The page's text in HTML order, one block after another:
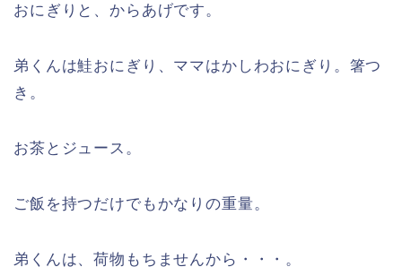
おにぎりと、からあげです。
弟くんは鮭おにぎり、ママはかしわおにぎり。箸つ
き。
お茶とジュース。
ご飯を持つだけでもかなりの重量。
弟くんは、荷物もちませんから・・・。